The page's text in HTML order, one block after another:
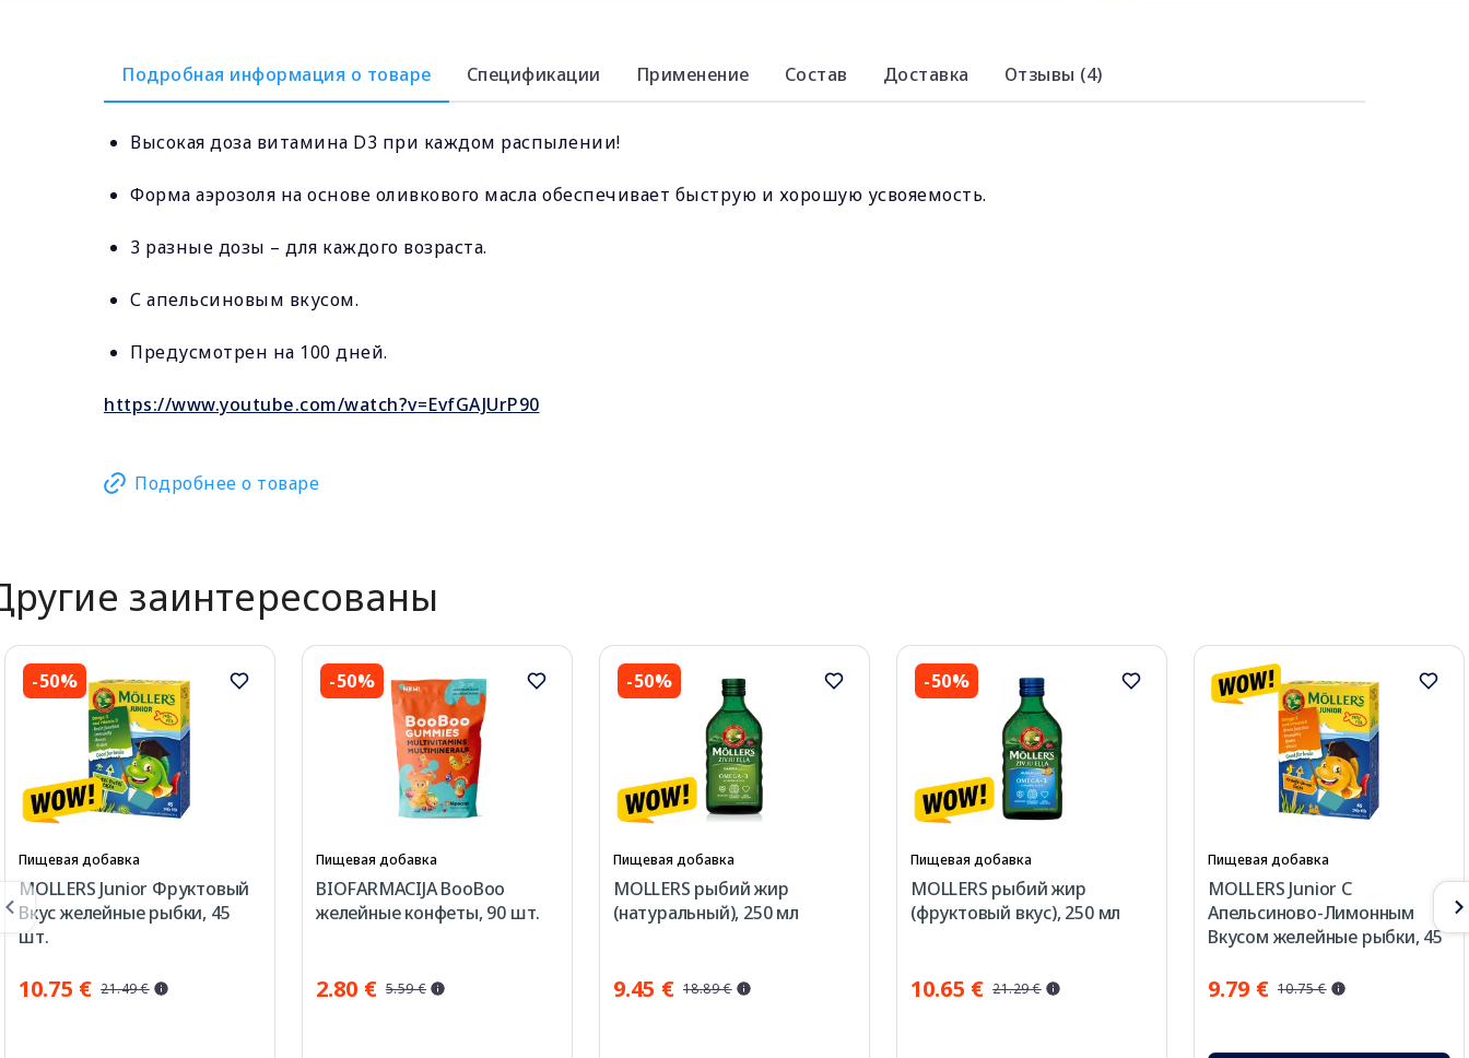
Подробная информация о товаре Спецификации Применение Состав Доставка Отзывы (4)
Высокая доза витамина D3 при каждом распылении!
Форма аэрозоля на основе оливкового масла обеспечивает быструю и хорошую усвояемость.
3 разные дозы – для каждого вoзраста.
С апельсиновым вкусом.
Предусмотрен на 100 дней.
https://www.youtube.com/watch?v=EvfGAJUrP90
Подробнее о товаре
заинтересованы
-50%
Пищевая добавка
MOLLERS Junior Фруктовый
Вкус желейные рыбки, 45
шт.
10.75 € 21.49 €
-50%
Пищевая добавка
BIOFARMACIJA BooBoo
желейные конфеты, 90 шт.
2.80 € 5.59 €
-50%
Пищевая добавка
MOLLERS рыбий жир
(натуральный), 250 мл
9.45 € 18.89 €
-50%
Пищевая добавка
MOLLERS рыбий жир
(фруктовый вкус), 250 мл
10.65 € 21.29 €
Пищевая добавка
MOLLERS Junior C
Апельсиново-Лимонным
Вкусом желейные рыбки, 45
9.79 € 10.75 €